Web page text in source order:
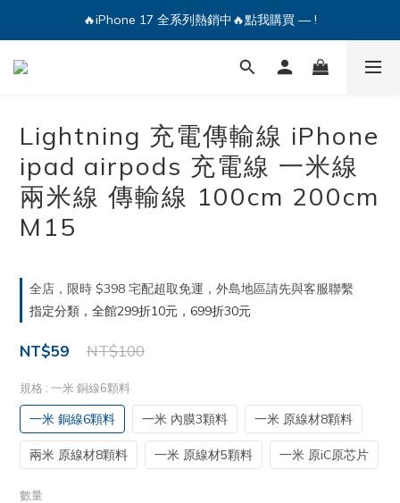
🔥iPhone 17 全系列熱銷中🔥點我購買 — !
🔥iPhone 17 全系列熱銷中🔥點我購買 — !
💕加入Q哥 Line 新好友領優惠券！🎫
Lightning 充電傳輸線 iPhone
ipad airpods 充電線 一米線
兩米線 傳輸線 100cm 200cm
M15
全店，限時 $398 宅配超取免運，外島地區請先與客服聯繫
指定分類，全館299折10元，699折30元
NT$100
NT$59
規格 : 一米 銅線6顆料
一米 銅線6顆料 一米 內膜3顆料 一米 原線材8顆料
兩米 原線材8顆料 一米 原線材5顆料 一米 原iC原芯片
數量